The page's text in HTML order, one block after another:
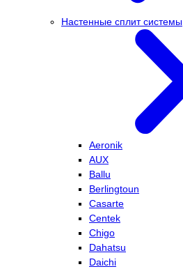
Настенные сплит системы
Aeronik
AUX
Ballu
Berlingtoun
Casarte
Centek
Chigo
Dahatsu
Daichi